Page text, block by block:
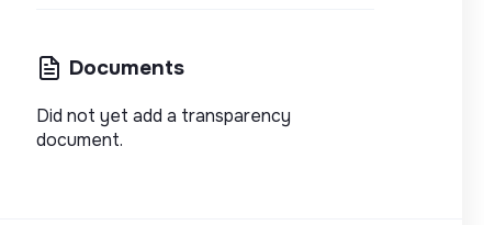
Documents
Did not yet add a transparency
document.